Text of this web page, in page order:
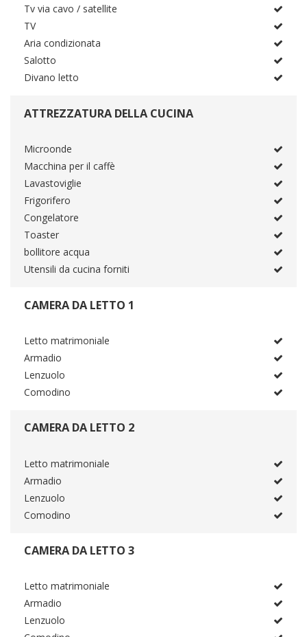
Tv via cavo / satellite
TV
Aria condizionata
Salotto
Divano letto
ATTREZZATURA DELLA CUCINA
Microonde
Macchina per il caffè
Lavastoviglie
Frigorifero
Congelatore
Toaster
bollitore acqua
Utensili da cucina forniti
CAMERA DA LETTO 1
Letto matrimoniale
Armadio
Lenzuolo
Comodino
CAMERA DA LETTO 2
Letto matrimoniale
Armadio
Lenzuolo
Comodino
CAMERA DA LETTO 3
Letto matrimoniale
Armadio
Lenzuolo